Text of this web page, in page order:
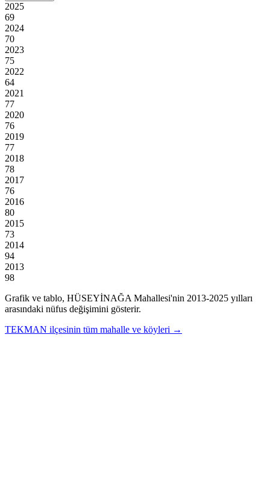
2025
69
2024
70
2023
75
2022
64
2021
77
2020
76
2019
77
2018
78
2017
76
2016
80
2015
73
2014
94
2013
98
Grafik ve tablo, HÜSEYİNAĞA Mahallesi'nin 2013-2025 yılları
arasındaki nüfus değişimini gösterir.
TEKMAN ilçesinin tüm mahalle ve köyleri →